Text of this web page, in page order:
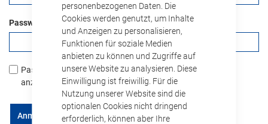
personenbezogenen Daten. Die
Cookies werden genutzt, um Inhalte
und Anzeigen zu personalisieren,
Funktionen für soziale Medien
anbieten zu können und Zugriffe auf
unsere Website zu analysieren. Diese
Einwilligung ist freiwillig. Für die
Nutzung unserer Website sind die
optionalen Cookies nicht dringend
erforderlich, können aber Ihre
Passwort
Passwort
anzeigen
Anmelden
Passwort vergessen?